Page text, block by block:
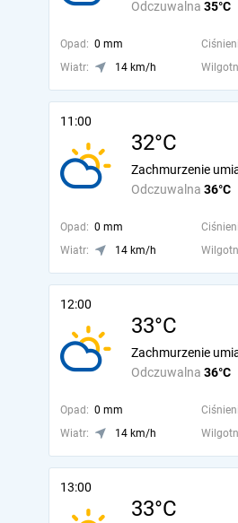
Odczuwalna 35°C
Opad: 0 mm
Wiatr:
14 km/h
11:00
32°C
Odczuwalna 36°C
Zachmurzenie
Opad: 0 mm
Wiatr:
14 km/h
12:00
33°C
Odczuwalna 36°C
Zachmurzenie
Opad: 0 mm
Wiatr:
14 km/h
13:00
33°C